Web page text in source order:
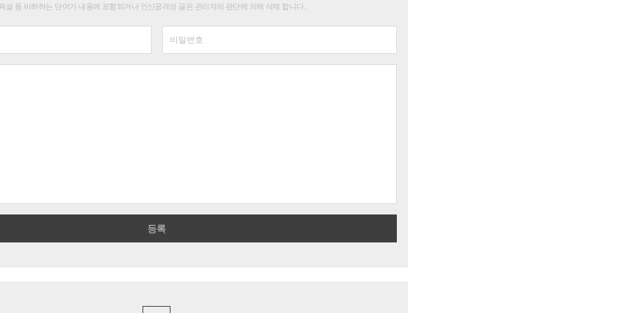
설 등 비하하는 단어가 내용에 포함되거나 인신공격성 글은 관리자의 판단에 의해 삭제 합니다.